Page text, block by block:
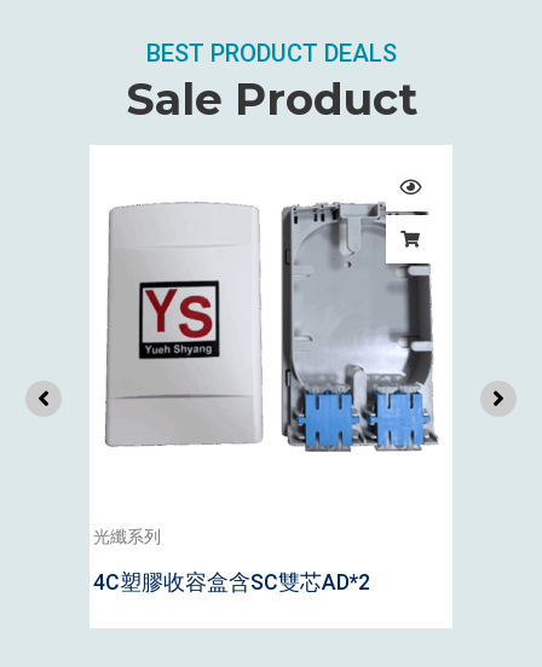
BEST PRODUCT DEALS
Sale Product
光纖系列
4C塑膠收容盒含SC雙芯AD*2